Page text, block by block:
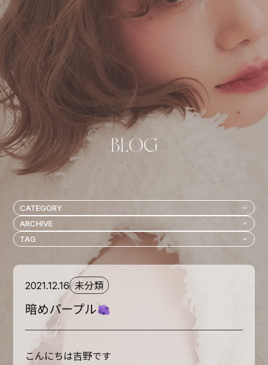
2021.12.16 未分類
暗めパープル
こんにちは吉野です